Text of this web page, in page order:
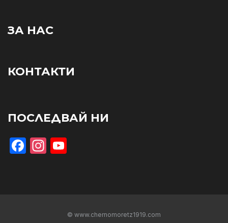
ЗА НАС
КОНТАКТИ
ПОСЛЕДВАЙ НИ
Facebook
Instagram
© www.chernomoretz1919.com